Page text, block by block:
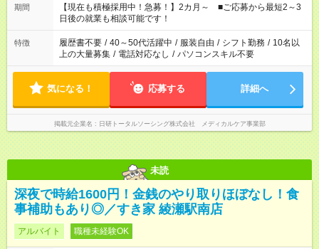
たくない」 など、ご希望を教えてくださいね。 ※Wワーク希望
の方へ 今ご覧のお仕事で希望する勤務時間と、もう1つのお仕事
の勤務時間。 合計で週40時間を超える場合は応募できません。
期間
【現在も積極採用中！急募！】2カ月～ ■ご応募から最短2～3
日後の就業も相談可能です！
特徴 履歴書不要 / 40～50代活躍中 / 服装自由 / シフト勤務 / 10名以
上の大量募集 / 電話対応なし / パソコンスキル不要
気になる！ 応募する 詳細へ
掲載元企業名 日研トータルソーシング株式会社 メディカルケア事業部
未読
深夜で時給1600円！金銭のやり取りほぼなし！食
事補助もあり◎／すき家 綾瀬駅南店
アルバイト 職種未経験OK